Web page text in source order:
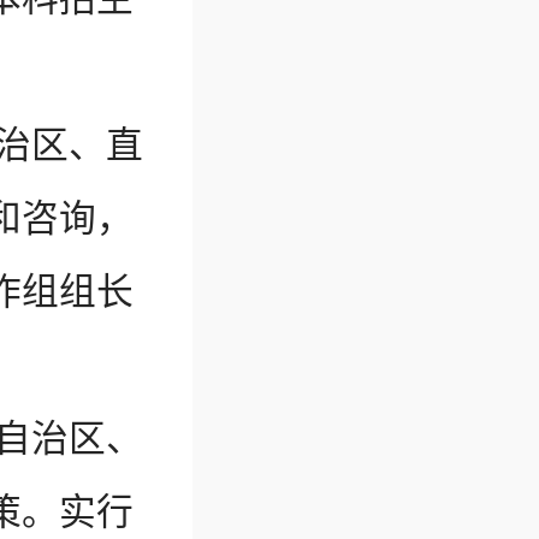
区、直
询，
组组长
区、
。实行